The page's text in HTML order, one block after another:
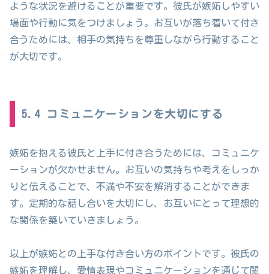
ような状況を避けることが重要です。彼氏が嫉妬しやすい
場面や行動に気をつけましょう。お互いが落ち着いて付き
合うためには、相手の気持ちを尊重しながら行動すること
が大切です。
5.4 コミュニケーションを大切にする
嫉妬を抱える彼氏と上手に付き合うためには、コミュニケ
ーションが欠かせません。お互いの気持ちや考えをしっか
りと伝えることで、不満や不安を解消することができま
す。定期的な話し合いを大切にし、お互いにとって理想的
な関係を築いていきましょう。
以上が嫉妬との上手な付き合い方のポイントです。彼氏の
嫉妬を理解し、愛情表現やコミュニケーションを通じて関